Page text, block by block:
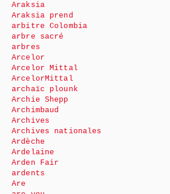
Araksia
Araksia prend
arbitre Colombia
arbre sacré
arbres
Arcelor
Arcelor Mittal
ArcelorMittal
archaïc plounk
Archie Shepp
Archimbaud
Archives
Archives nationales
Ardèche
Ardelaine
Arden Fair
ardents
Are